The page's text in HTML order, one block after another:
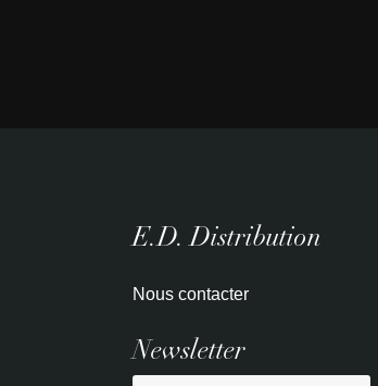
E.D. Distribution
Nous contacter
Newsletter